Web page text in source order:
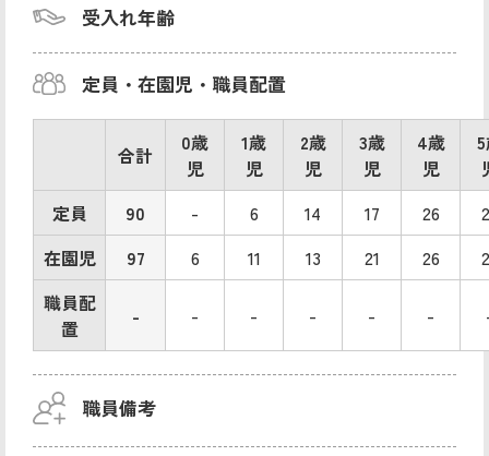
受入れ年齢
定員・在園児・職員配置
合計
0歳
児
1歳
児
2歳
児
3歳
児
4歳
児
定員
90 - 6 14 17 26
在園児
97 6 11 13 21 26
職員配
置
- - - - - -
職員備考